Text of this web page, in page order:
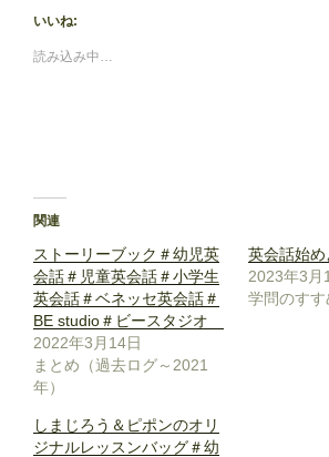
いいね:
読み込み中…
関連
ストーリーブック＃幼児英
会話＃児童英会話＃小学生
英会話＃ベネッセ英会話＃
BE studio＃ビースタジオ
2022年3月14日
まとめ（過去ログ～2021
年）
英会話始め
2023年3月
学問のすす
しまじろう＆ピポンのオリ
ジナルレッスンバッグ＃幼